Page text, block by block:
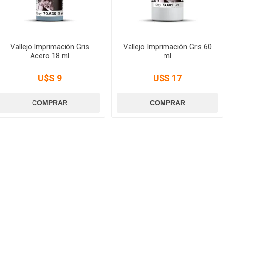
Vallejo Imprimación Gris
Acero 18 ml
U$S 9
Vallejo Imprimación Gris 60
ml
U$S 17